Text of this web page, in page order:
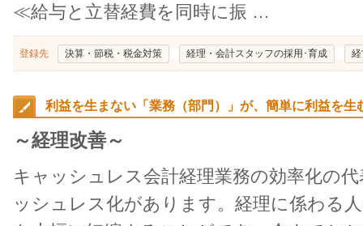
≪給与と立替経費を同時に振 …
登録先 決算・節税・税金対策 経理・会計スタッフの採用･育成
利益を生まない「業務（部門）」が、簡単に利益を
～経理改善～
キャッシュレス会計経理業務の効率化の
ッシュレス化があります。経理に係わる